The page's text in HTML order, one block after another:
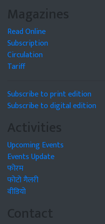
Magazines
Read Online
Subscription
Circulation
Tariff
Subscribe to print edition
Subscribe to digital edition
Activities
Upcoming Events
Events Update
फोरम
फोटो गैलरी
वीडियो
Contact